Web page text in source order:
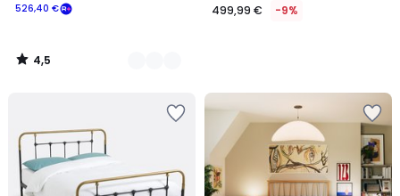
526,40 €
4,5
/
499,99 € -9%